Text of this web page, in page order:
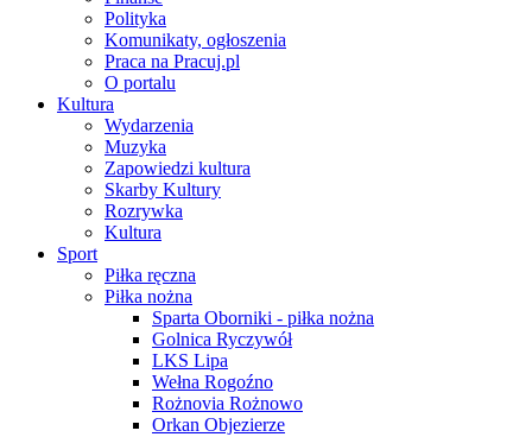
Polityka
Komunikaty, ogłoszenia
Praca na Pracuj.pl
O portalu
Kultura
Wydarzenia
Muzyka
Zapowiedzi kultura
Skarby Kultury
Rozrywka
Kultura
Sport
Piłka ręczna
Piłka nożna
Sparta Oborniki - piłka nożna
Golnica Ryczywół
LKS Lipa
Wełna Rogoźno
Rożnovia Rożnowo
Orkan Objezierze